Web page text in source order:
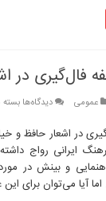
فال‌گیری در
عمومی دیدگاه‌هابرای
به
فلسفه
در
اشعار
در اشعار حافظ و
ایرانی رواج
و بینش در
اما آیا می‌توان برای